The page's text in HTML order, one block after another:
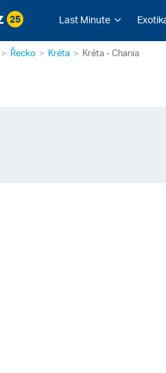
25 Last Minute
Řecko Kréta Kréta - Chania